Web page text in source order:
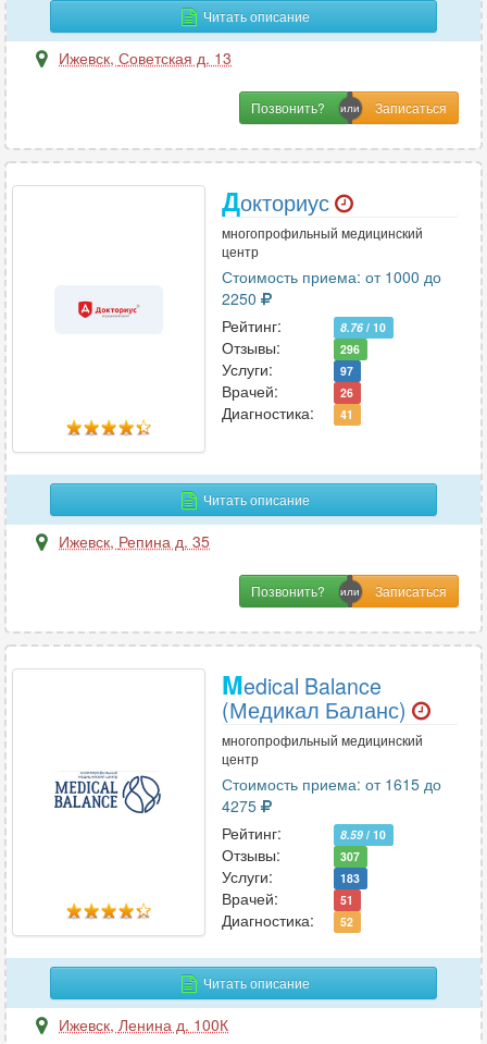
Р
1
6
Ревматология 6
Рентгенология
Стоматология
Т
Терапия
6
Трихология 3
Урология 12
Урология-андрология
Флебология 10
Функциональная диагностика
Читать описание
Ижевск, Советская д. 13
Позвонить?
Докториус
многопрофильный медицинский
центр
Стоимость приема: от 1000 до
2250
Рейтинг:
8.76 / 10
Отзывы: 296
Услуги: 97
Врачей: 26
Диагностика: 41
Читать описание
Ижевск, Репина д. 35
Позвонить?
Medical Balance
(Медикал Баланс)
многопрофильный медицинский
центр
Стоимость приема: от 1615 до
4275
Рейтинг:
8.59 / 10
Отзывы: 307
Услуги: 183
Врачей: 51
Диагностика: 52
Читать описание
Ижевск, Ленина д. 100К